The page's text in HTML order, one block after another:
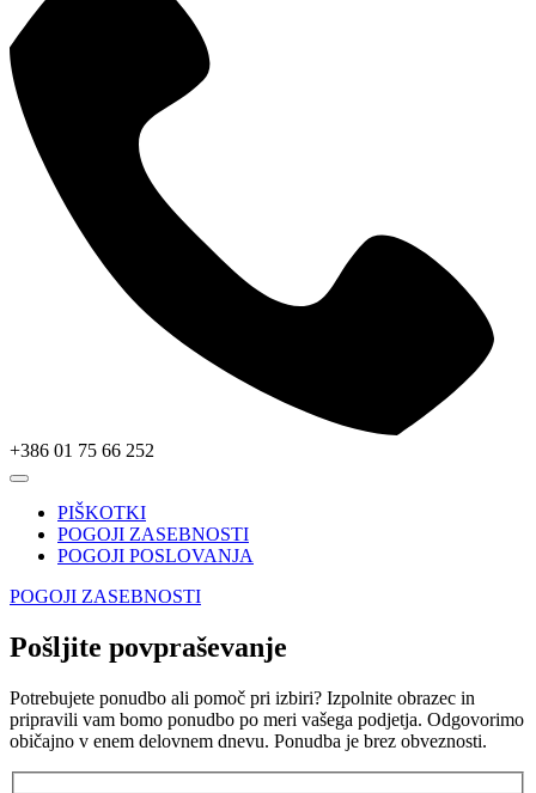
+386 01 75 66 252
PIŠKOTKI
POGOJI ZASEBNOSTI
POGOJI POSLOVANJA
POGOJI ZASEBNOSTI
Pošljite povpraševanje
Potrebujete ponudbo ali pomoč pri izbiri? Izpolnite obrazec in
pripravili vam bomo ponudbo po meri vašega podjetja. Odgovorimo
običajno v enem delovnem dnevu. Ponudba je brez obveznosti.